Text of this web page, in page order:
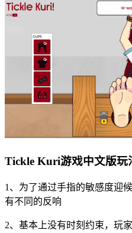
Tickle Kuri游戏中文版玩
1、为了通过手指的敏感度迎
有不同的反响
2、基本上没有时刻约束，玩